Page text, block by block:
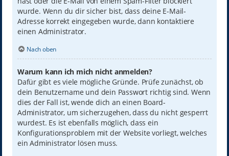
wurde. Wenn du dir sicher bist, dass deine E-Mail-
Adresse korrekt eingegeben wurde, dann kontaktiere
einen Administrator.
Nach oben
Warum kann ich mich nicht anmelden?
Dafür gibt es viele mögliche Gründe. Prüfe zunächst, ob
dein Benutzername und dein Passwort richtig sind. Wenn
dies der Fall ist, wende dich an einen Board-
Administrator, um sicherzugehen, dass du nicht gesperrt
wurdest. Es ist ebenfalls möglich, dass ein
Konfigurationsproblem mit der Website vorliegt, welches
ein Administrator lösen muss.